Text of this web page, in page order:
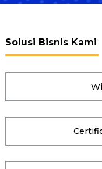
Solusi Bisnis Kami